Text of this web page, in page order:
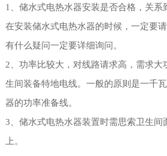
1、储水式电热水器安装是否合格，关系
在安装储水式电热水器的时候，一定要
有什么疑问一定要详细询问。
2、功率比较大，对线路请求高，需求大
生间装备特地电线。一般的原则是一千
器的功率准备线。
3、储水式电热水器装置时需思索卫生间
上。